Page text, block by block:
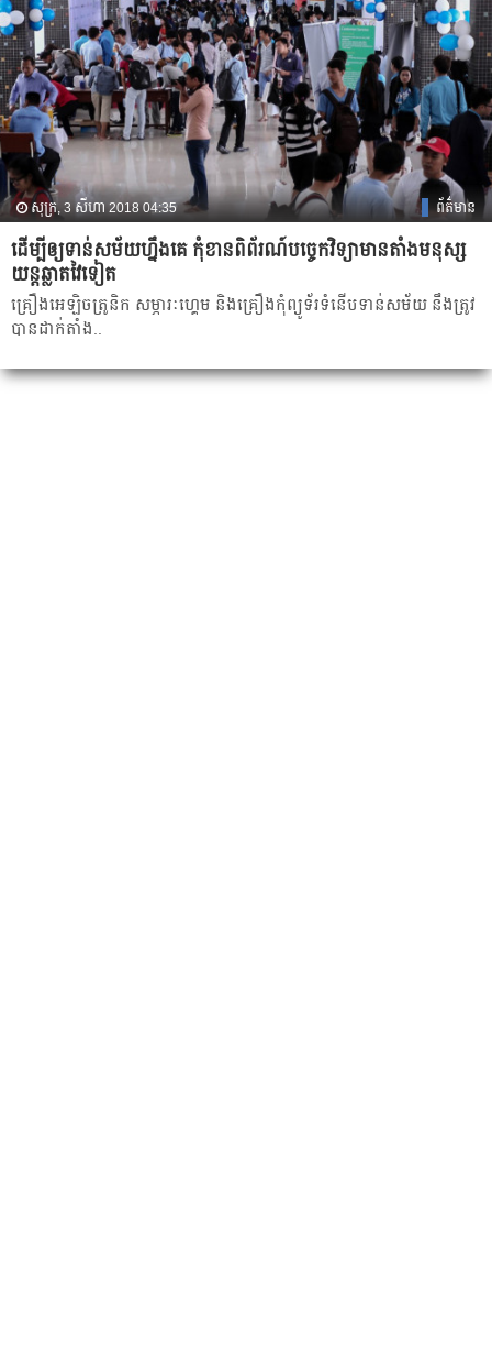
សុក្រ, 3 សីហា 2018 04:35 ព័ត៌មាន
ដើម្បីឲ្យ​ទាន់​សម័យ​ហ្នឹង​គេ​ កុំ​ខាន​ពិព័រណ៍​បច្ចេកវិទ្យា​​មាន​តាំង​​មនុស្ស​
យន្ត​ឆ្លាត​វៃ​ទៀត​
គ្រឿ​ង​អេឡិចត្រូនិក សម្ភារៈ​ហ្គេម និង​គ្រឿង​កុំព្យូទ័រ​ទំនើប​ទាន់​សម័យ នឹង​ត្រូវ​
បានដាក់តាំង​..